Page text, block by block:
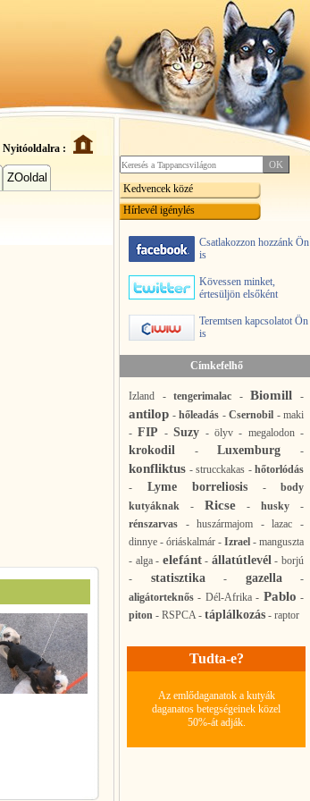
Nyitóoldalra :
ZOoldal
Kedvencek közé
Hírlevél igénylés
Csatlakozzon hozzánk Ön
is
Kövessen minket,
értesüljön elsőként
Teremtsen kapcsolatot Ön
is
Címkefelhő
Izland -tengerimalac -Biomill -
antilop - hőleadás - Csernobil - maki
-FIP -Suzy - ölyv- megalodon-
krokodil -Luxemburg -
konfliktus - strucckakas - hőtorlódás
- Lyme borreliosis - body
kutyáknak - Ricse - husky -
rénszarvas -huszármajom -lazac -
dinnye - óriáskalmár - Izrael - manguszta
- alga- elefánt- állatútlevél-borjú
- statisztika- gazella-
aligátorteknős - Dél-Afrika- Pablo -
piton - RSPCA- táplálkozás - raptor
Tudta-e?
Az emlődaganatok a kutyák
daganatos betegségeinek közel
50%-át adják.